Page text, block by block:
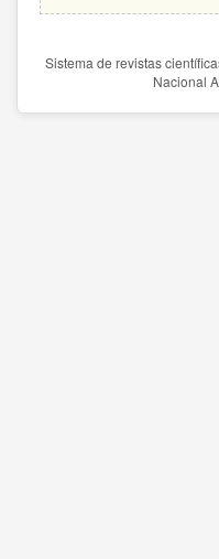
Sistema de revistas
Nacional